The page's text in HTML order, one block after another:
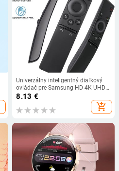
Univerzálny inteligentný diaľkový
ovládač pre Samsung HD 4K UHD
Smart TV BN59-01259E TM1640
BN59-01259B LCD HDTV - jeden pre
všetky televízory Samsung
8.13 €
add_shopping_cart